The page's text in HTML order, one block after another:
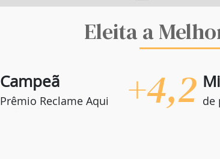
Eleita a
Campeã
Prêmio Reclame Aqui +4,2 de